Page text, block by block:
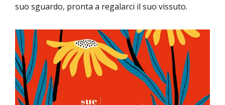
suo sguardo, pronta a regalarci il suo vissuto.